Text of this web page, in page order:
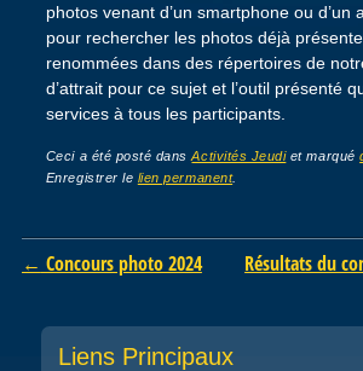
photos venant d’un smartphone ou d’un
pour rechercher les photos déjà
renommées dans des répertoires de
d’attrait pour ce sujet et l’outil présenté
services à tous les participants.
Ceci a été posté dansActivités Jeudiet marqué
Enregistrer le lien permanent.
Post navigation
← Concours photo 2024 Résultats du
Liens Principaux